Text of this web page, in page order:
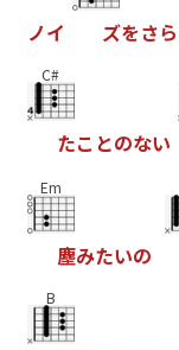
ノイ ズをさら
C#
たこ とのない
Em
塵みたいの
B